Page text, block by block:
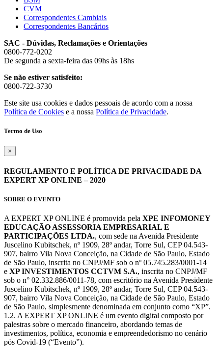
CVM
Correspondentes Cambiais
Correspondentes Bancários
SAC - Dúvidas, Reclamações e Orientações
0800-772-0202
De segunda a sexta-feira das 09hs às 18hs
Se não estiver satisfeito:
0800-722-3730
Este site usa cookies e dados pessoais de acordo com a nossa
Política de Cookies e a nossa Política de Privacidade.
Termo de Uso
×
REGULAMENTO E POLÍTICA DE PRIVACIDADE DA
EXPERT XP ONLINE – 2020
SOBRE O EVENTO
A EXPERT XP ONLINE é promovida pela XPE INFOMONEY
EDUCAÇÃO ASSESSORIA EMPRESARIAL E
PARTICIPAÇÕES LTDA., com sede na Avenida Presidente
Juscelino Kubitschek, nº 1909, 28º andar, Torre Sul, CEP 04.543-
907, bairro Vila Nova Conceição, na Cidade de São Paulo, Estado
de São Paulo, inscrita no CNPJ/MF sob o nº 05.745.283/0001-14
e XP INVESTIMENTOS CCTVM S.A., inscrita no CNPJ/MF
sob o n° 02.332.886/0011-78, com escritório na Avenida Presidente
Juscelino Kubitschek, nº 1909, 28º andar, Torre Sul, CEP 04.543-
907, bairro Vila Nova Conceição, na Cidade de São Paulo, Estado
de São Paulo, simplesmente denominada em conjunto como “XP”.
1.2. A EXPERT XP ONLINE é um evento digital composto por
palestras sobre o mercado financeiro, abordando temas de
investimentos, política, economia e empreendedorismo no cenário
pós Covid-19 (“Evento”).